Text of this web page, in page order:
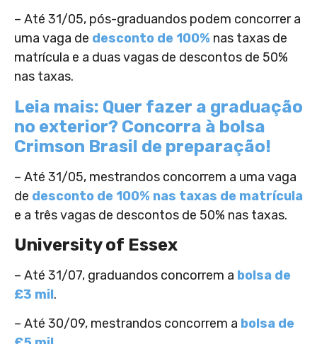
– Até 31/05, pós-graduandos podem concorrer a
uma vaga de desconto de 100% nas taxas de
matrícula e a duas vagas de descontos de 50%
nas taxas.
Leia mais: Quer fazer a graduação
no exterior? Concorra à bolsa
Crimson Brasil de preparação!
– Até 31/05, mestrandos concorrem a uma vaga
de desconto de 100% nas taxas de matrícula
e a três vagas de descontos de 50% nas taxas.
University of Essex
– Até 31/07, graduandos concorrem a bolsa de
£3 mil.
– Até 30/09, mestrandos concorrem a bolsa de